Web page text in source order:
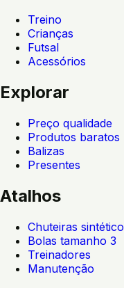
Treino
Crianças
Futsal
Acessórios
Explorar
Preço qualidade
Produtos baratos
Balizas
Presentes
Atalhos
Chuteiras sintético
Bolas tamanho 3
Treinadores
Manutenção